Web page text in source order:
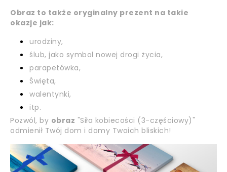
Obraz to także oryginalny prezent na takie
okazje jak:
urodziny,
ślub, jako symbol nowej drogi życia,
parapetówka,
Święta,
walentynki,
itp.
Pozwól, by obraz "Siła kobiecości (3-częściowy)"
odmienił Twój dom i domy Twoich bliskich!